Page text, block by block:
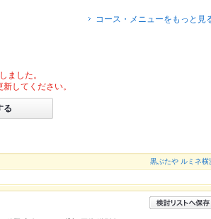
コース・メニューをもっと見
ました。
してください。
る
黒ぶたや ルミネ横